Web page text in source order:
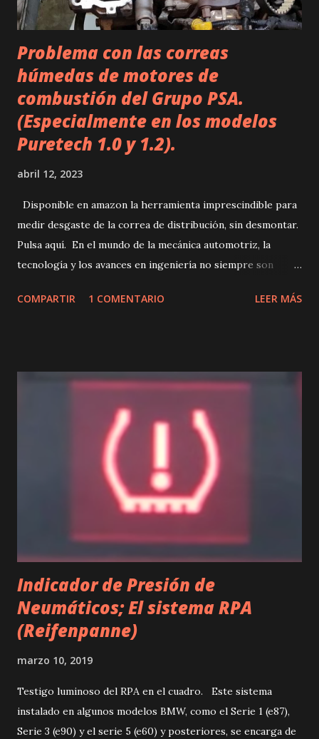
Problema con las correas
húmedas de motores de
combustión del Grupo PSA.
(Especialmente en los modelos
Puretech 1.0 y 1.2).
abril 12, 2023
Disponible en amazon la herramienta imprescindible para
medir desgaste de la correa de distribución, sin desmontar.
Pulsa aquí. En el mundo de la mecánica automotriz, la
tecnología y los avances en ingeniería no siempre son
recurrente que afecta a muchos vehículos: las correas de
elementos más importantes dentro de un motor. Esta pieza
se encarga de coordinar el movimiento de los pistones y las
válvulas, permitiendo que la combustión se produzca de
manera correcta. Por lo tanto, cualquier fallo en la correa
puede generar graves consecuencias, incluyendo la rotura
del motor. En este sentido, es comprensible que los
fabricantes busquen nuevas soluciones para mejorar la
En el caso de ...
COMPARTIR 1 COMENTARIO LEER MÁS
Indicador de Presión de
Neumáticos; El sistema RPA
(Reifenpanne)
marzo 10, 2019
Testigo luminoso del RPA en el cuadro. Este sistema
instalado en algunos modelos BMW, como el Serie 1 (e87),
Serie 3 (e90) y el serie 5 (e60) y posteriores, se encarga de